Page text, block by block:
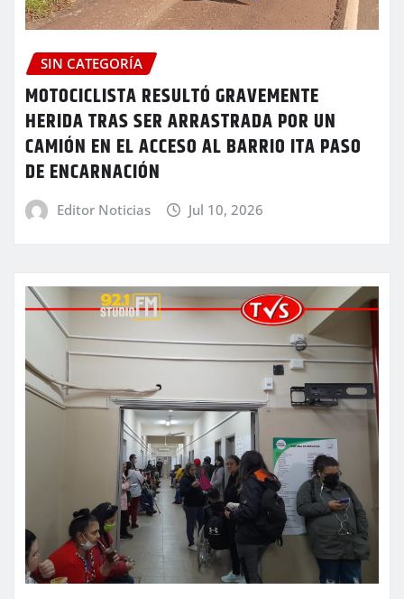
SIN CATEGORÍA
MOTOCICLISTA RESULTÓ GRAVEMENTE
HERIDA TRAS SER ARRASTRADA POR UN
CAMIÓN EN EL ACCESO AL BARRIO ITA PASO
DE ENCARNACIÓN
Editor Noticias Jul 10, 2026